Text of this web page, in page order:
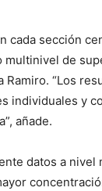
cada sección
de
“Los
individuales y
añade.
datos a nivel